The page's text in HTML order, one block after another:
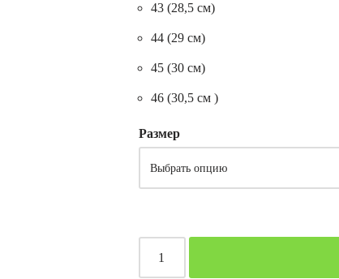
43 (28,5 см)
44 (29 см)
45 (30 см)
46 (30,5 см )
Размер